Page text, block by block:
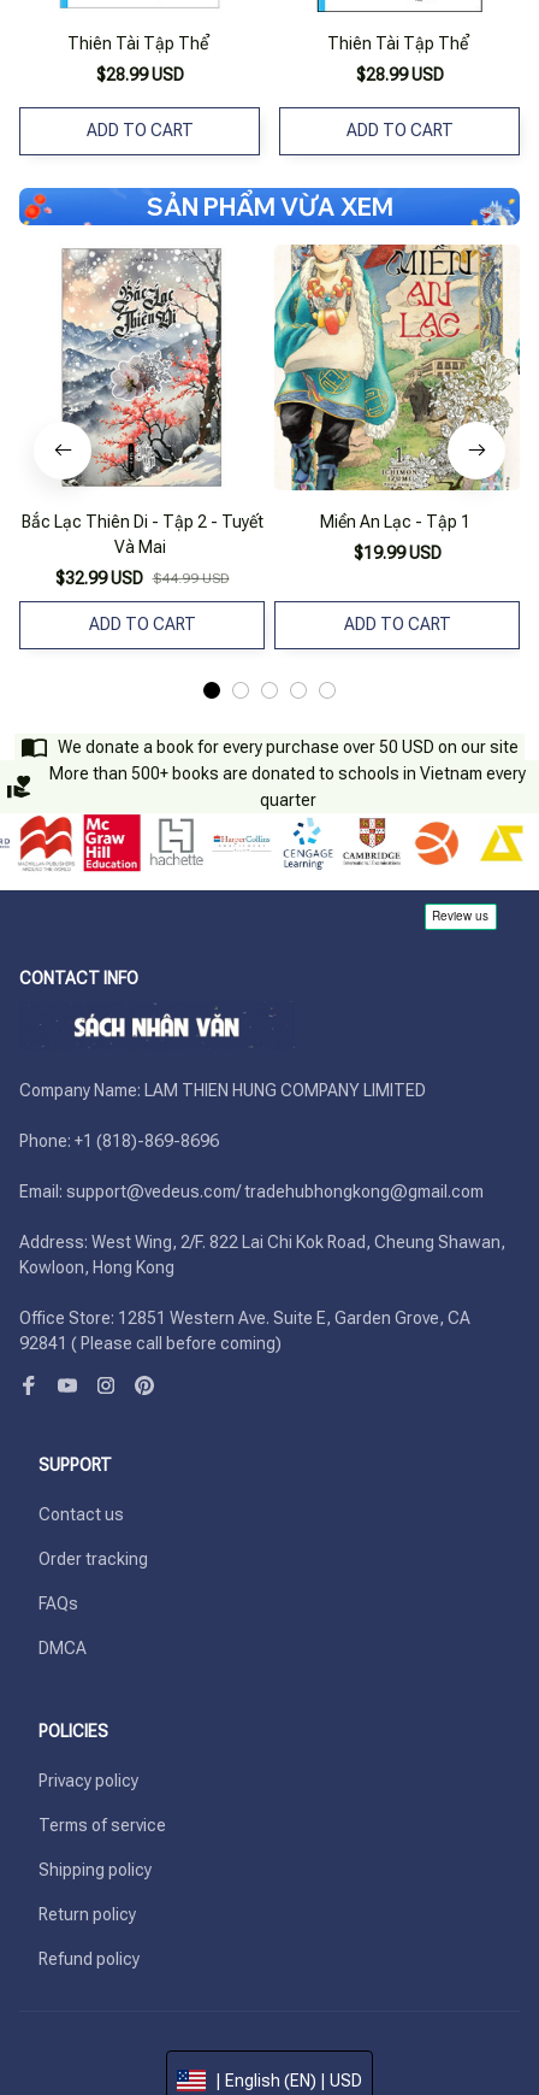
Thiên Tài Tập Thể
$28.99 USD
ADD TO CART
Thiên Tài Tập Thể
$28.99 USD
ADD TO CART
SẢN PHẨM VỪA XEM
Bắc Lạc Thiên Di - Tập 2 - Tuyết
Và Mai
$32.99 USD $44.99 USD
ADD TO CART
Miền An Lạc - Tập 1
$19.99 USD
ADD TO CART
We donate a book for every purchase over 50 USD on our site
More than 500+ books are donated to schools in Vietnam every
quarter
CONTACT INFO
Company Name: LAM THIEN HUNG COMPANY LIMITED
Phone: +1 (818)-869-8696
Email: support@vedeus.com/ tradehubhongkong@gmail.com
Address: West Wing, 2/F. 822 Lai Chi Kok Road, Cheung Shawan,
Kowloon, Hong Kong
Office Store: 12851 Western Ave. Suite E, Garden Grove, CA
92841 ( Please call before coming)
SUPPORT
Contact us
Order tracking
FAQs
DMCA
POLICIES
Privacy policy
Terms of service
Shipping policy
Return policy
Refund policy
| English (EN) | USD